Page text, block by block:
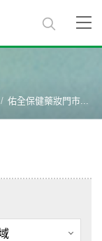
佑全保健藥妝門市...